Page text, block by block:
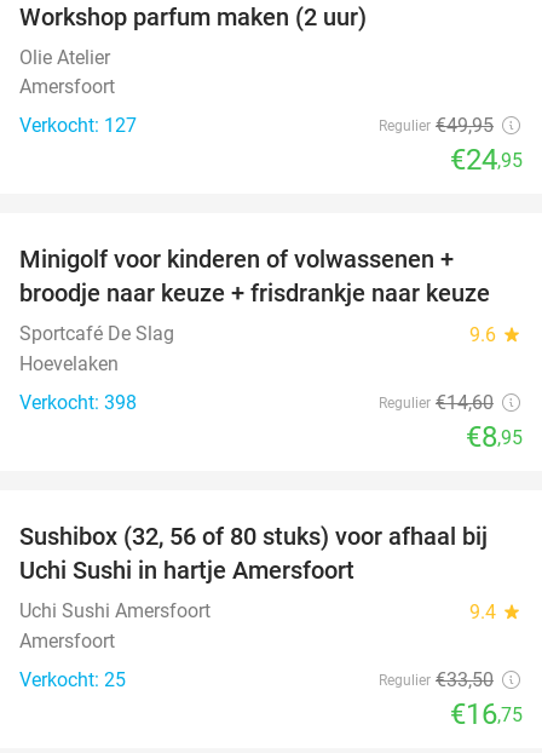
Workshop parfum maken (2 uur)
Olie Atelier
Amersfoort
Verkocht: 127
Regulier €49,95
€24,95
Minigolf voor kinderen of volwassenen +
broodje naar keuze + frisdrankje naar keuze
Sportcafé De Slag 9.6 star
Hoevelaken
Verkocht: 398
Regulier €14,60
€8,95
50%
Sushibox (32, 56 of 80 stuks) voor afhaal bij
Uchi Sushi in hartje Amersfoort
Uchi Sushi Amersfoort 9.4 star
Amersfoort
Verkocht: 25
Regulier €33,50
€16,75